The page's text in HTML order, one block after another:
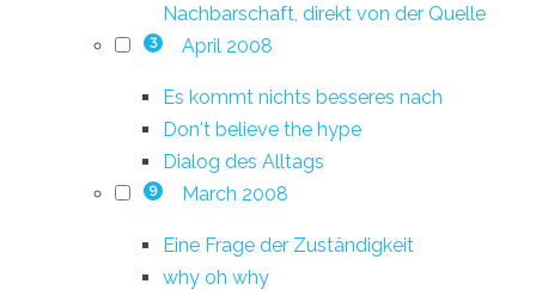
Nachbarschaft, direkt von der Quelle
3 April 2008
Es kommt nichts besseres nach
Don't believe the hype
Dialog des Alltags
9 March 2008
Eine Frage der Zuständigkeit
why oh why